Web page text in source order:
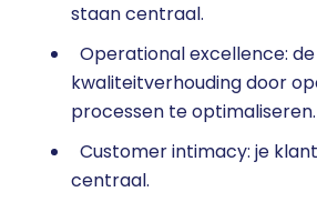
staan centraal.
Operational excellence:
kwaliteitverhouding door
processen te optimaliseren.
Customer intimacy: je
centraal.